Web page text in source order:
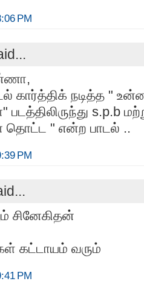
PM
கார்த்திக் நடித்த "
படத்திலிருந்து s.p.b
தொட்ட " என்ற பாடல் ..
PM
சினேகிதன்
கட்டாயம் வரும்
PM